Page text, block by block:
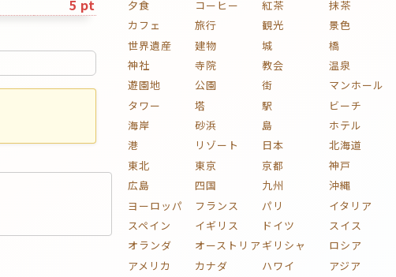
5 pt
夕食
コーヒー 紅茶
抹茶
カフェ
旅行 観光
景色
世界遺産
建物 城
橋
神社
寺院 教会
温泉
遊園地
公園 街
マンホール
タワー
塔 駅
ビーチ
海岸
砂浜 島
ホテル
港
リゾート 日本
北海道
東北
東京 京都
神戸
広島
四国 九州
沖縄
ヨーロッパ
フランス パリ
イタリア
スペイン
イギリス ドイツ
スイス
オランダ
オーストリア ギリシャ
ロシア
アメリカ
カナダ ハワイ
アジア